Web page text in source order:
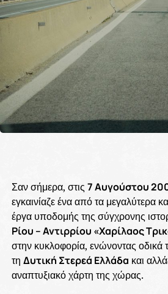
Σαν σήμερα, στις 7 Αυγούστου
εγκαινίαζε ένα από τα μεγαλύτερα
έργα υποδομής της σύγχρονης
Ρίου – Αντιρρίου «Χαρίλαος
στην κυκλοφορία, ενώνοντας οδικά
τη Δυτική Στερεά Ελλάδα και
αναπτυξιακό χάρτη της χώρας.